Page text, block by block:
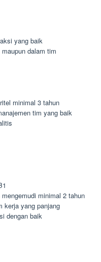
yang baik
dalam tim
minimal 3 tahun
tim yang baik
minimal 2 tahun
kerja yang panjang
dengan baik